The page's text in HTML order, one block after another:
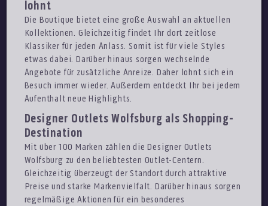
lohnt
Die Boutique bietet eine große Auswahl an aktuellen
Kollektionen. Gleichzeitig findet Ihr dort zeitlose
Klassiker für jeden Anlass. Somit ist für viele Styles
etwas dabei. Darüber hinaus sorgen wechselnde
Angebote für zusätzliche Anreize. Daher lohnt sich ein
Besuch immer wieder. Außerdem entdeckt Ihr bei jedem
Aufenthalt neue Highlights.
Designer Outlets Wolfsburg als Shopping-
Destination
Mit über 100 Marken zählen die Designer Outlets
Wolfsburg zu den beliebtesten Outlet-Centern.
Gleichzeitig überzeugt der Standort durch attraktive
Preise und starke Markenvielfalt. Darüber hinaus sorgen
regelmäßige Aktionen für ein besonderes